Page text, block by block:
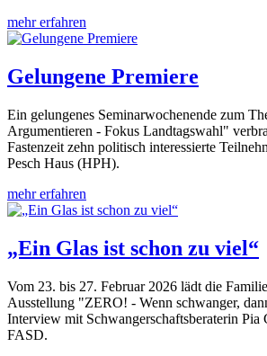
mehr erfahren
Gelungene Premiere
Ein gelungenes Seminarwochenende zum
Argumentieren - Fokus Landtagswahl"
Fastenzeit zehn politisch interessierte
Pesch Haus (HPH).
mehr erfahren
„Ein Glas ist schon zu viel“
Vom 23. bis 27. Februar 2026 lädt die
Ausstellung "ZERO! - Wenn schwanger,
Interview mit Schwangerschaftsberaterin Pia
FASD.